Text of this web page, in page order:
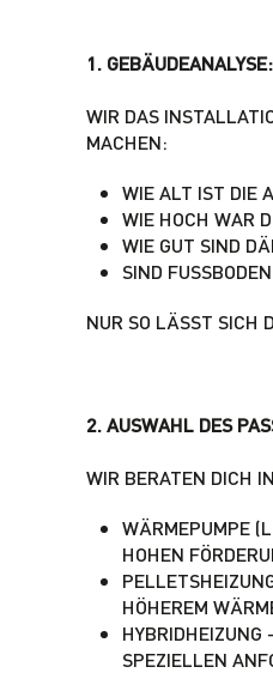
1.
WIR DAS
MACHEN:
WIE ALT IST DIE
WIE HOCH WAR
WIE GUT SIND
SIND
NUR SO LÄSST SICH
2. AUSWAHL DES
WIR BERATEN DICH
WÄRMEPUMPE
HOHEN
HÖHEREM
HYBRIDHEIZUNG
SPEZIELLEN